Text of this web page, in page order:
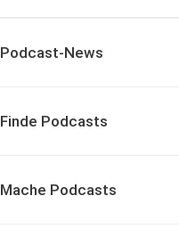
Podcast-News
Finde Podcasts
Mache Podcasts